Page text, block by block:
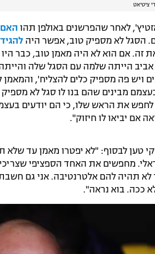
ציטיאט
לאחר שהפרשנים באולפן תהו האם
הסגל לא מספיק טוב, אפשר היה
זה. אם הוא לא היה מאמן טוב, כבר
הייתה שלמה עם הסגל שלה
ויש פה מספיק כלים להצליח',
מבינים שהם בנו לו סגל לא
לחפש את הראש שלו, כי הם יודעים
אם יביאו לו חיזוק".
טען לבסוף: "לא יפטרו מאמן עד שלא
מחפשים את האחד הספציפי
ככה. בוא נראה".